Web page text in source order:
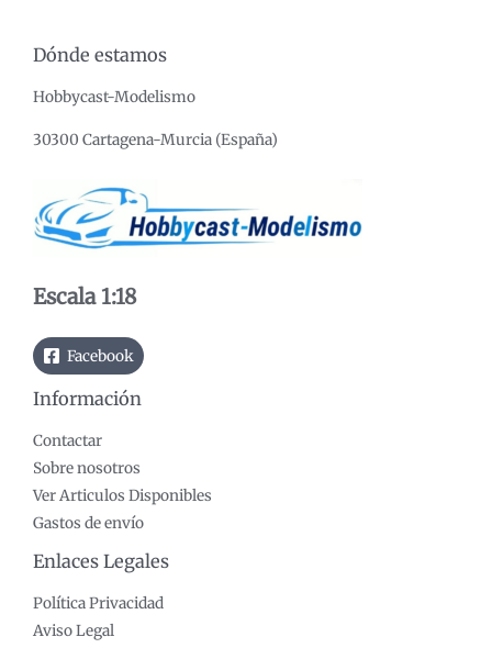
Dónde estamos
Hobbycast-Modelismo
30300 Cartagena-Murcia (España)
Escala 1:18
Facebook
Información
Contactar
Sobre nosotros
Ver Articulos Disponibles
Gastos de envío
Enlaces Legales
Política Privacidad
Aviso Legal